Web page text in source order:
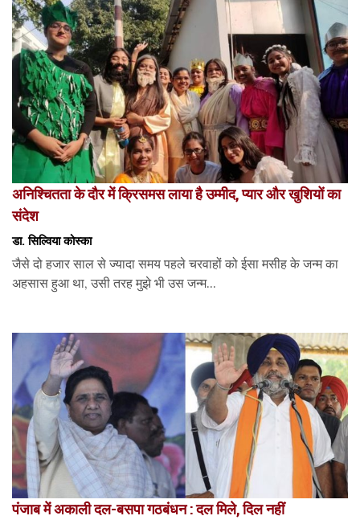
अनिश्चितता के दौर में क्रिसमस लाया है उम्मीद, प्यार और खुशियों का
संदेश
डा. सिल्विया कोस्का
जैसे दो हजार साल से ज्यादा समय पहले चरवाहों को ईसा मसीह के जन्म का
अहसास हुआ था, उसी तरह मुझे भी उस जन्म...
पंजाब में अकाली दल-बसपा गठबंधन : दल मिले, दिल नहीं